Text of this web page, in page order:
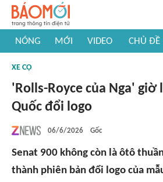
NÓNG MỚI VIDEO CHỦ ĐỀ
#Khám phá thế giới
XE CỘ
'Rolls-Royce của Nga' giờ
Quốc đổi logo
06/6/2026 Gốc
Senat 900 không còn là ôtô
thành phiên bản đổi logo của